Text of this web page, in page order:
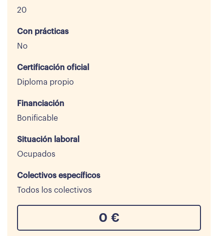
20
Con prácticas
No
Certificación oficial
Diploma propio
Financiación
Bonificable
Situación laboral
Ocupados
Colectivos específicos
Todos los colectivos
0 €